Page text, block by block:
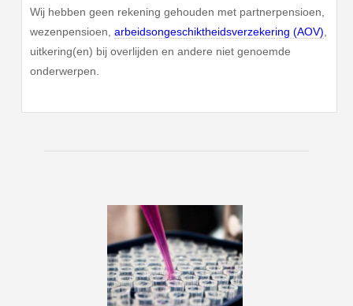
Wij hebben geen rekening gehouden met partnerpensioen,
wezenpensioen,arbeidsongeschiktheidsverzekering (AOV)
uitkering(en) bij overlijden en andere niet genoemde
onderwerpen.